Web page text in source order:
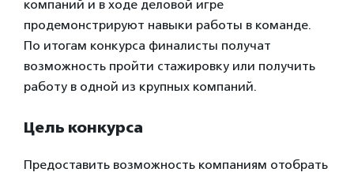
компаний и в ходе деловой игре
продемонстрируют навыки работы в команде.
По итогам конкурса финалисты получат
возможность пройти стажировку или получить
работу в одной из крупных компаний.
Цель конкурса
Предоставить возможность компаниям отобрать